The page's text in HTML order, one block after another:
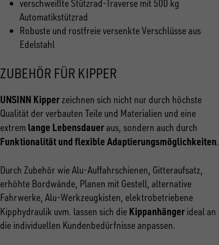
verschweißte Stützrad-Traverse mit 500 kg
Automatikstützrad
Robuste und rostfreie versenkte Verschlüsse aus
Edelstahl
ZUBEHÖR FÜR KIPPER
UNSINN Kipperzeichnen sich nicht nur durch höchste
Qualität der verbauten Teile und Materialien und eine
extrem lange Lebensdauer aus, sondern auch durch
Funktionalität und flexible Adaptierungsmöglichkeiten.
Durch Zubehör wie Alu-Auffahrschienen, Gitteraufsatz,
erhöhte Bordwände, Planen mit Gestell, alternative
Fahrwerke, Alu-Werkzeugkisten, elektrobetriebene
Kipphydraulik uvm. lassen sich die Kippanhänger ideal an
die individuellen Kundenbedürfnisse anpassen.